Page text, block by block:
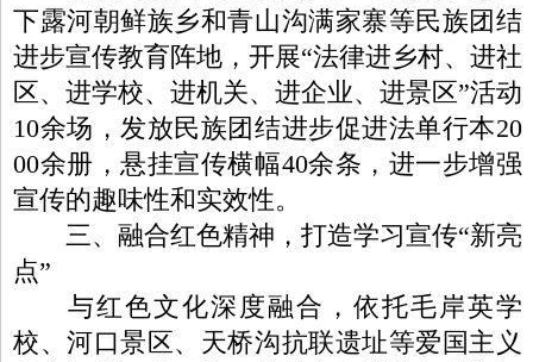
下露河朝鲜族乡和青山沟满家寨等民族团结
进步宣传教育阵地，开展“法律进乡村、进社
区、进学校、进机关、进企业、进景区”活动
10余场，发放民族团结进步促进法单行本20
00余册，悬挂宣传横幅40余条，进一步增强
宣传的趣味性和实效性。
三、融合红色精神，打造学习宣传“新亮
点”
与红色文化深度融合，依托毛岸英学
校、河口景区、天桥沟抗联遗址等爱国主义